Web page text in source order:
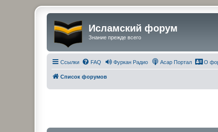
Исламский форум
Знание прежде всего
Ссылки FAQ Фуркан Радио Асар Портал О
Список форумов